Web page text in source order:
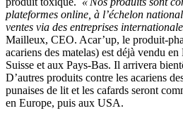
plateformes online, à l’échelon
ventes via des entreprises
Mailleux, CEO. Acar’up, le produit-
acariens des matelas) est déjà vendu
Suisse et aux Pays-Bas. Il arrivera
D’autres produits contre les acariens
punaises de lit et les cafards seront
en Europe, puis aux USA.